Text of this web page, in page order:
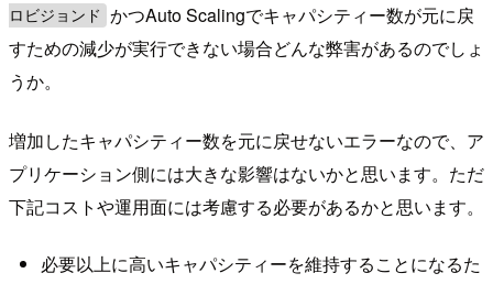
ロビジョンド
かつAuto Scalingでキャパシティー数が元に戻
すための減少が実行できない場合どんな弊害があるのでしょ
うか。
増加したキャパシティー数を元に戻せないエラーなので、ア
プリケーション側には大きな影響はないかと思います。ただ
下記コストや運用面には考慮する必要があるかと思います。
必要以上に高いキャパシティーを維持することになるた